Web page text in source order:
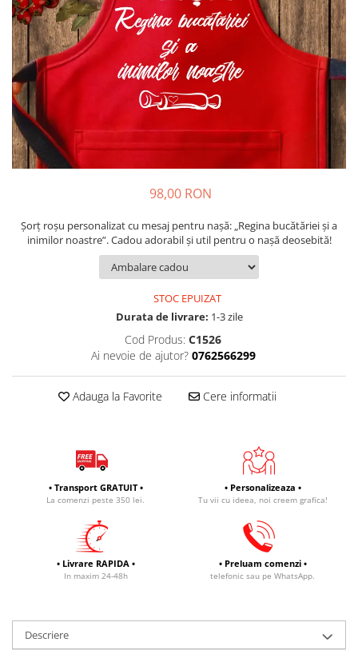
Body bebelusi personalizate
Perne personalizate
Plusuri personalizate
Agende personalizate
Etichete pentru sticla de vin
Cadouri Personalizate Unice
Sorturi Personalizate
Cadouri pentru Doctori
Cadouri Pensionare
Cadouri Profesori
98,00 RON
Șorț roșu personalizat cu mesaj pentru nașă: „Regina bucătăriei și a
inimilor noastre”. Cadou adorabil și util pentru o nașă deosebită!
STOC EPUIZAT
Durata de livrare: 1-3 zile
Cod Produs: C1526
Ai nevoie de ajutor? 0762566299
Adauga la Favorite Cere informatii
• Transport GRATUIT •
La comenzi peste 350 lei.
• Personalizeaza •
Tu vii cu ideea, noi creem grafica!
• Livrare RAPIDA •
In maxim 24-48h
• Preluam comenzi •
telefonic sau pe WhatsApp.
Descriere